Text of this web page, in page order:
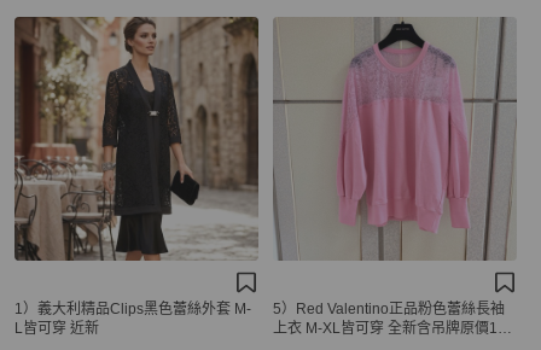
1）義大利精品Clips黑色蕾絲外套 M-
L皆可穿 近新
5）Red Valentino正品粉色蕾絲長袖
上衣 M-XL皆可穿 全新含吊牌原價189